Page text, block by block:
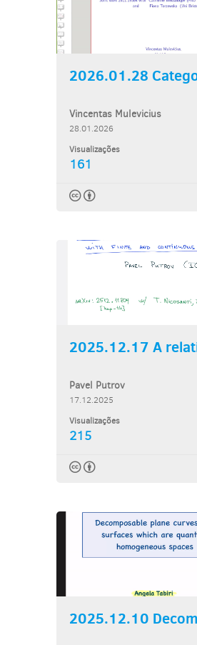
2026.01.28
Vincentas Mulevicius
28.01.2026
Visualizações
161
Pavel Putrov
17.12.2025
Visualizações
215